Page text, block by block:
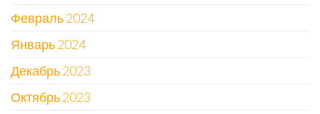
Февраль 2024
Январь 2024
Декабрь 2023
Октябрь 2023